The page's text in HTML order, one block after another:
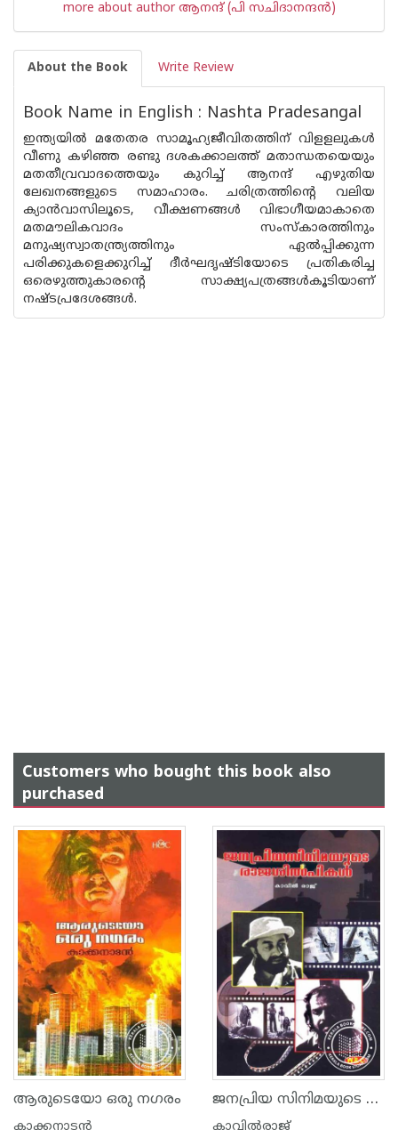
more about author ആനന്ദ് (പി സചിദാനന്ദന്‍)
About the Book Write Review
Book Name in English : Nashta Pradesangal
ഇന്ത്യയില്‍ മതേതര സാമൂഹ്യജീവിതത്തിന്‌ വിളളലുകള്‍
വീണു കഴിഞ്ഞ രണ്ടു ദശകക്കാലത്ത്‌ മതാന്ധതയെയും
മതതീവ്രവാദത്തെയും കുറിച്ച്‌ ആനന്ദ്‌ എഴുതിയ
ലേഖനങ്ങളുടെ സമാഹാരം. ചരിത്രത്തിന്റെ വലിയ
ക്യാ‌ന്‍വാസിലൂടെ, വീക്ഷണങ്ങള്‍ വിഭാഗീയമാകാതെ
മതമൗലികവാദം സംസ്‌കാരത്തിനും
മനുഷ്യസ്വാതന്ത്ര്യത്തിനും ഏല്‍പ്പിക്കുന്ന
പരിക്കുകളെക്കുറിച്ച്‌ ദീര്‍ഘദൃഷ്‌ടിയോടെ പ്രതികരിച്ച
ഒരെഴുത്തുകാരന്റെ സാക്ഷ്യപത്രങ്ങള്‍കൂടിയാണ്‌
നഷ്‌ടപ്രദേശങ്ങള്‍.
Customers who bought this book also
purchased
ആരുടെയോ ഒരു നഗരം
കാക്കനാടന്‍
ജനപ്രിയ സിനിമയുടെ രാജശില്‍പ്പികള്‍
കാവില്‍‌രാജ്‌